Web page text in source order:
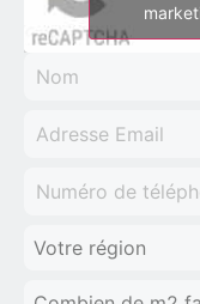
Votre région